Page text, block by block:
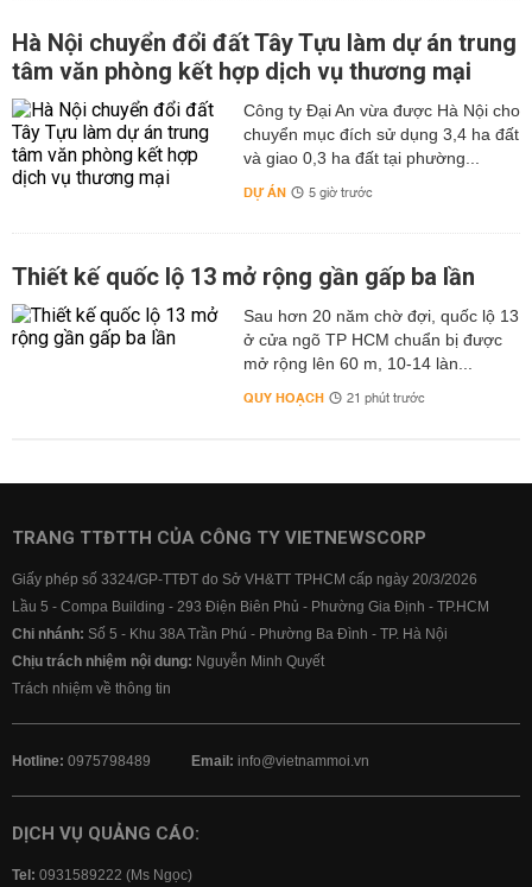
Hà Nội chuyển đổi đất Tây Tựu làm dự án trung
tâm văn phòng kết hợp dịch vụ thương mại
Công ty Đại An vừa được Hà Nội cho
chuyển mục đích sử dụng 3,4 ha đất
và giao 0,3 ha đất tại phường...
DỰ ÁN 5 giờ trước
Thiết kế quốc lộ 13 mở rộng gần gấp ba lần
Sau hơn 20 năm chờ đợi, quốc lộ 13
ở cửa ngõ TP HCM chuẩn bị được
mở rộng lên 60 m, 10-14 làn...
QUY HOẠCH 21 phút trước
TRANG TTĐTTH CỦA CÔNG TY VIETNEWSCORP
Giấy phép số 3324/GP-TTĐT do Sở VH&TT TPHCM cấp ngày 20/3/2026
Lầu 5 - Compa Building - 293 Điện Biên Phủ - Phường Gia Định - TP.HCM
Chi nhánh: Số 5 - Khu 38A Trần Phú - Phường Ba Đình - TP. Hà Nội
Chịu trách nhiệm nội dung: Nguyễn Minh Quyết
Trách nhiệm về thông tin
Hotline: 0975798489 Email: info@vietnammoi.vn
DỊCH VỤ QUẢNG CÁO:
Tel: 0931589222 (Ms Ngọc)